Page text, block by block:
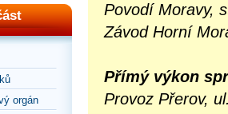
orgán
Povodí Moravy,
Závod Horní
Přímý výkon
Provoz Přerov,